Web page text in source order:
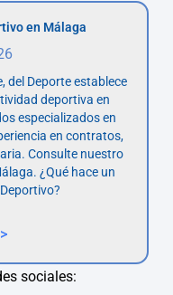
en Málaga
del Deporte establece
deportiva en
especializados en
en contratos,
Consulte nuestro
¿Qué hace un
sociales: